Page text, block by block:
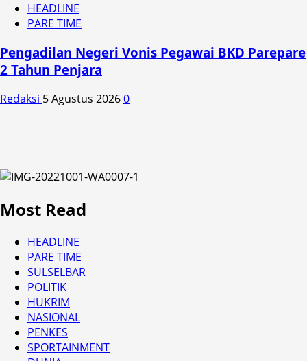
HEADLINE
PARE TIME
Pengadilan Negeri Vonis Pegawai BKD Parepare
2 Tahun Penjara
Redaksi 5 Agustus 20260
Most Read
HEADLINE
PARE TIME
SULSELBAR
POLITIK
HUKRIM
NASIONAL
PENKES
SPORTAINMENT